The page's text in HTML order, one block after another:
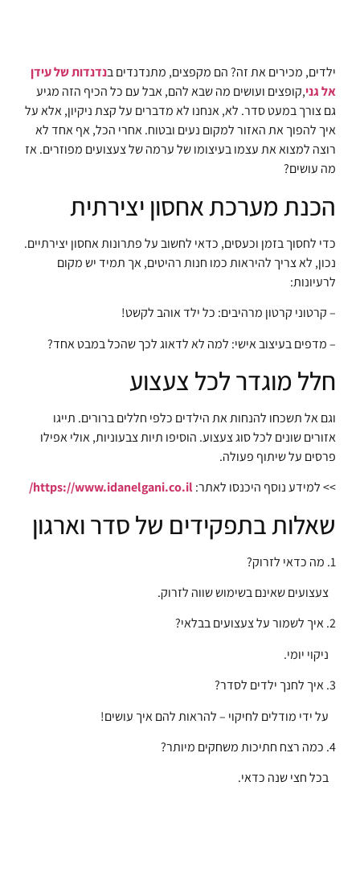
ילדים, מכירים את זה? הם מקפצים, מתנדנדים בנדנדות של עידן
אל גני,קופצים ועושים מה שבא להם, אבל עם כל הכיף הזה מגיע
גם צורך במעט סדר. לא, אנחנו לא מדברים על קצת ניקיון, אלא על
איך להפוך את האזור למקום נעים ובטוח. אחרי הכל, אף אחד לא
רוצה למצוא את עצמו בעיצומו של ערמה של צעצועים מפוזרים. אז
מה עושים?
הכנת מערכת אחסון יצירתית
כדי לחסוך בזמן וכעסים, כדאי לחשוב על פתרונות אחסון יצירתיים.
נכון, לא צריך להיראות כמו חנות רהיטים, אך תמיד יש מקום
לרעיונות:
– קרטוני קרטון מרהיבים: כל ילד אוהב לקשט!
– מדפים בעיצוב אישי: למה לא לדאוג לכך שהכל במבט אחד?
חלל מוגדר לכל צעצוע
וגם אל תשכחו להנחות את הילדים כלפי חללים ברורים. תייגו
אזורים שונים לכל סוג צעצוע. הוסיפו תיות צבעוניות, אולי אפילו
פרסים על שיתוף פעולה.
>> למידע נוסף היכנסו לאתר:https://www.idanelgani.co.il/
שאלות בתפקידים של סדר וארגון
1. מה כדאי לזרוק?
צעצועים שאינם בשימוש שווה לזרוק.
2. איך לשמור על צעצועים בבלאי?
ניקוי יומי.
3. איך לחנך ילדים לסדר?
על ידי מודלים לחיקוי – להראות להם איך עושים!
4. כמה רצח חתיכות משחקים מיותר?
בכל חצי שנה כדאי.